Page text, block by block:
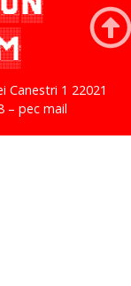
Canestri 1 22021
– pec mail